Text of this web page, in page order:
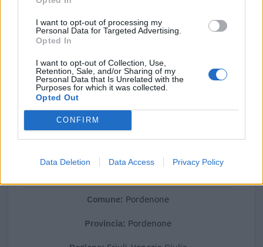
I want to opt-out of processing my
Personal Data for Targeted Advertising.
Opted In
I want to opt-out of Collection, Use,
Retention, Sale, and/or Sharing of my
Personal Data that Is Unrelated with the
Purposes for which it was collected.
Opted Out
CONFIRM
Data Deletion Data Access Privacy Policy
Il fatturato di Moglia Energia - Societa' Agricola A R.l.
2.094.729 euro) èin linea con la mediana delle aziende
dello stesso settore in provincia di PN (1.857.469 euro
Elaborazione sui bilanci depositati (Registro Imprese). Mediana per
divisione ATECO e provincia.
Comune: Pordenone
Provincia: Pordenone